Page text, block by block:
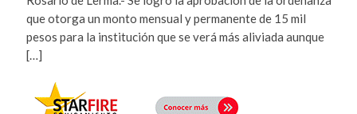
que otorga un monto mensual y permanente de 15 mil
pesos para la institución que se verá más aliviada aunque
[…]